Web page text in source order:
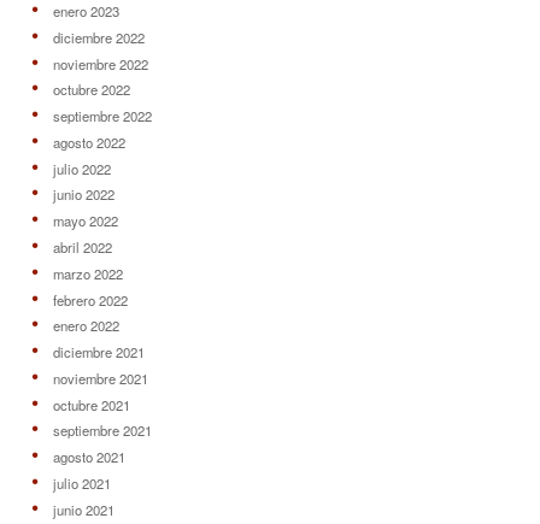
enero 2023
diciembre 2022
noviembre 2022
octubre 2022
septiembre 2022
agosto 2022
julio 2022
junio 2022
mayo 2022
abril 2022
marzo 2022
febrero 2022
enero 2022
diciembre 2021
noviembre 2021
octubre 2021
septiembre 2021
agosto 2021
julio 2021
junio 2021